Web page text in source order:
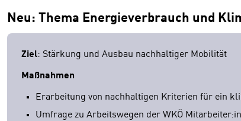
Neu: Thema Energieverbrauch und
Ziel: Stärkung und Ausbau nachhaltiger Mobilität
Maßnahmen
Erarbeitung von nachhaltigen Kriterien für ein
Umfrage zu Arbeitswegen der WKÖ